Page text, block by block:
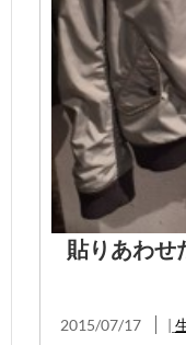
貼りあわせ
2015/07/17